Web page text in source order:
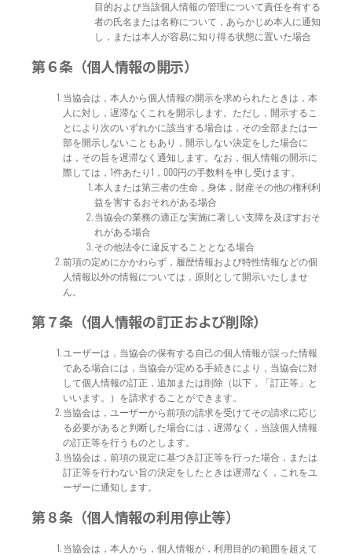
目的および当該個人情報の管理について責任を有する
者の氏名または名称について，あらかじめ本人に通知
し，または本人が容易に知り得る状態に置いた場合
第６条（個人情報の開示）
当協会は，本人から個人情報の開示を求められたときは，本
人に対し，遅滞なくこれを開示します。ただし，開示するこ
とにより次のいずれかに該当する場合は，その全部または一
部を開示しないこともあり，開示しない決定をした場合に
は，その旨を遅滞なく通知します。なお，個人情報の開示に
際しては，1件あたり1，000円の手数料を申し受けます。
本人または第三者の生命，身体，財産その他の権利利
益を害するおそれがある場合
当協会の業務の適正な実施に著しい支障を及ぼすおそ
れがある場合
その他法令に違反することとなる場合
前項の定めにかかわらず，履歴情報および特性情報などの個
人情報以外の情報については，原則として開示いたしませ
ん。
第７条（個人情報の訂正および削除）
ユーザーは，当協会の保有する自己の個人情報が誤った情報
である場合には，当協会が定める手続きにより，当協会に対
して個人情報の訂正，追加または削除（以下，「訂正等」と
いいます。）を請求することができます。
当協会は，ユーザーから前項の請求を受けてその請求に応じ
る必要があると判断した場合には，遅滞なく，当該個人情報
の訂正等を行うものとします。
当協会は，前項の規定に基づき訂正等を行った場合，または
訂正等を行わない旨の決定をしたときは遅滞なく，これをユ
ーザーに通知します。
第８条（個人情報の利用停止等）
当協会は，本人から，個人情報が，利用目的の範囲を超えて